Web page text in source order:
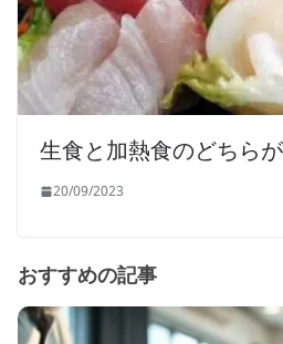
生食と加熱食のどちら
20/09/2023
おすすめの記事